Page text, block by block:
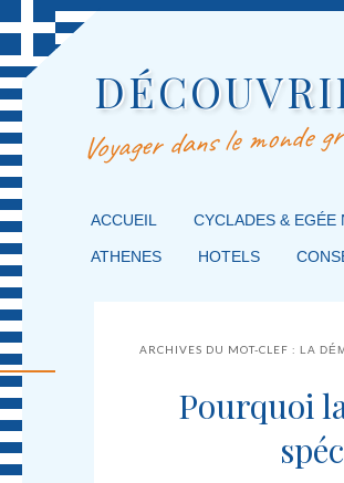
Voyager dans le monde
MENU PRINCIPAL
MASQUER LA NAVIGATION
MASQUER LA NAVIGATION
ACCUEIL CYCLADES & EGÉE
ATHENES HOTELS
ARCHIVES DU MOT-CLEF :LA
Pourquoi